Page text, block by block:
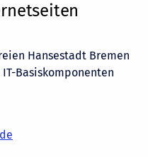
Hansestadt Bremen
Basiskomponenten